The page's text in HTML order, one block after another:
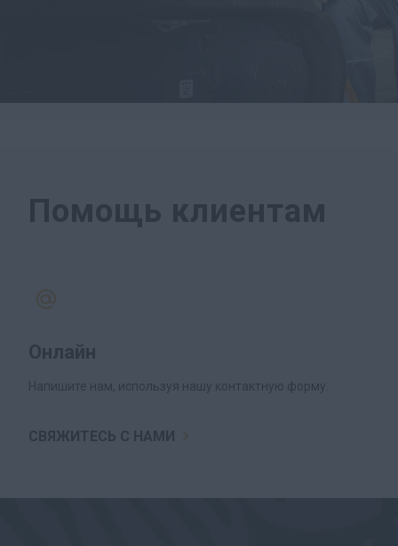
Помощь клиентам
Онлайн
Напишите нам, используя нашу контактную форму.
СВЯЖИТЕСЬ С НАМИ